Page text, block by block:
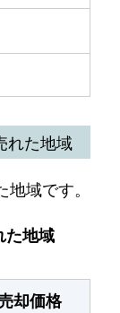
れた地域
域です。
た地域
却価格